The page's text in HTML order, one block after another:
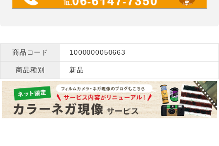
商品コード 1000000050663
商品種別 新品